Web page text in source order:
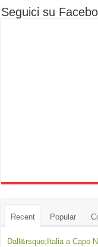
Seguici su
Recent Popular
Dall&rsquo;Italia a Capo